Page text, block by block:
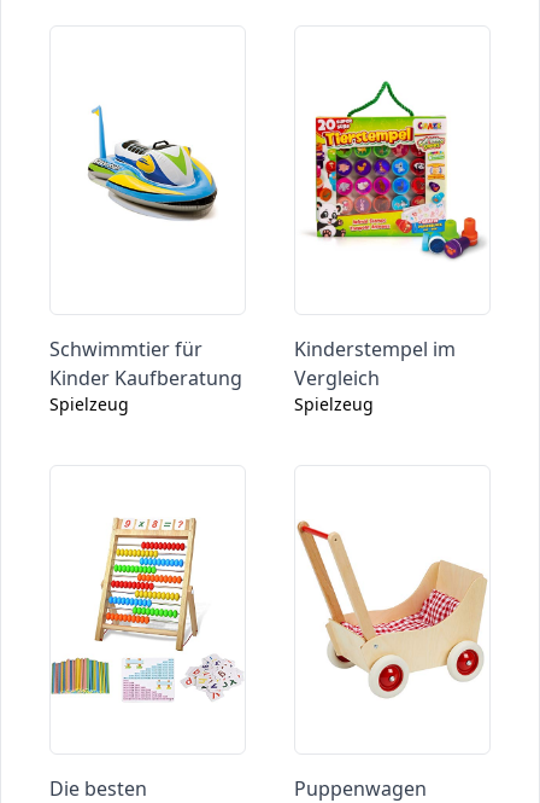
Schwimmtier für
Kinder Kaufberatung
Spielzeug
Kinderstempel im
Vergleich
Spielzeug
Die besten
Puppenwagen